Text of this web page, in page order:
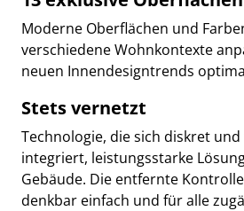
Moderne Oberflächen und
verschiedene Wohnkontexte
neuen Innendesigntrends
Stets vernetzt
Technologie, die sich diskret
integriert, leistungsstarke
Gebäude. Die entfernte
denkbar einfach und für alle